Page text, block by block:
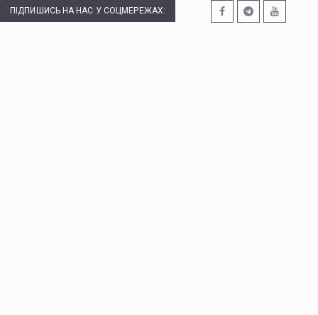
ПІДПИШИСЬ НА НАС У СОЦМЕРЕЖАХ: